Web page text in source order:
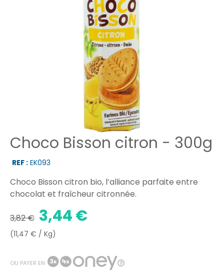
Choco Bisson citron - 300g
REF : EK093
Choco Bisson citron bio, l’alliance parfaite entre
chocolat et fraîcheur citronnée.
3,82 € 3,44 €
(11,47 € / Kg)
OU PAYER EN